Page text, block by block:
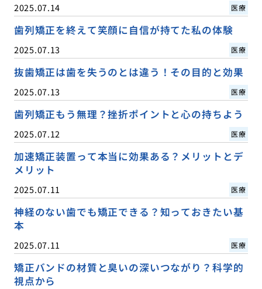
2025.07.14 医療
歯列矯正を終えて笑顔に自信が持てた私の体験
2025.07.13 医療
抜歯矯正は歯を失うのとは違う！その目的と効果
2025.07.13 医療
歯列矯正もう無理？挫折ポイントと心の持ちよう
2025.07.12 医療
加速矯正装置って本当に効果ある？メリットとデ
メリット
2025.07.11 医療
神経のない歯でも矯正できる？知っておきたい基
本
2025.07.11 医療
矯正バンドの材質と臭いの深いつながり？科学的
視点から